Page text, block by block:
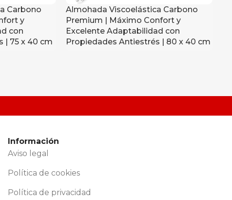
Carbono
y
con
| 75 x 40 cm
Almohada Viscoelástica Carbono
Premium | Máximo Confort y
Excelente Adaptabilidad con
Propiedades Antiestrés | 80 x 40 cm
Información
Aviso legal
Política de cookies
Política de privacidad